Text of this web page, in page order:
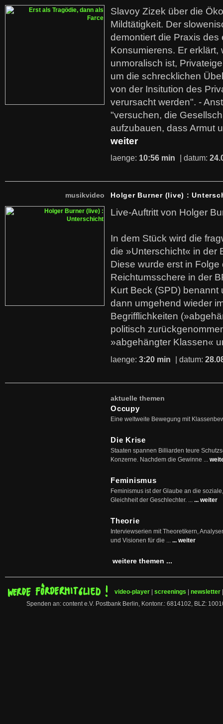
Slavoy Zizek über die
Mildtätigkeit. Der
demontiert die Praxis des
Konsumierens. Er erklärt,
unmoralisch ist,
um die schrecklichen
von der Insitution des
verursacht werden". -
"versuchen, die
aufzubauen, dass Armut
weiter
laenge: 10:56 min | datum:
musikvideo Holger Burner (live) :
Live-Auftritt von Holger
In dem Stück wird die
die »Unterschicht« in der
Diese wurde erst in
Reichtumsschere in der
Kurt Beck (SPD)
dann umgehend wieder
Begrifflichkeiten
politisch
»abgehängter Klassen«
laenge: 3:20 min | datum:
aktuelle themen
Occupy
Eine weltweite Bewegung mit
Die Krise
Staaten spannen Billiarden teure
Konzerne. Nachdem die Gewinne ...
Feminismus
Feminismus ist der Glaube an die
Gleichheit der Geschlechter. ... ... weiter
Theorie
Interviewserien mit Theoretikern,
und Visionen für die ... ... weiter
weitere themen ...
video-player screenings newsletter
Spenden an: content e.V. Postbank Berlin, Kontonr.: 6814102, BLZ: